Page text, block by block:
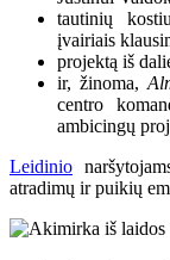
tautinių
įvairiais
projektą iš
ir, žinoma,
centro
ambicingų
Leidinio
atradimų ir puikių